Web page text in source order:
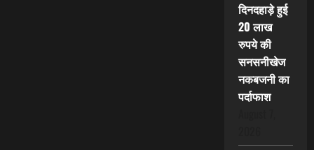
दिनदहाड़े हुई
20 लाख
रुपये की
सनसनीखेज
नकबजनी का
पर्दाफाश